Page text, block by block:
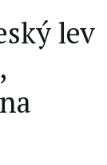
lev